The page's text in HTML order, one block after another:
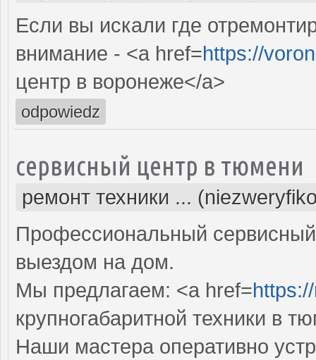
Если вы искали где
внимание - <a href=https://
центр в воронеже</a>
odpowiedz
сервисный центр в тюмени
ремонт техники ...
Профессиональный
выездом на дом.
Мы предлагаем: <a href=
крупногабаритной техники в
Наши мастера оперативно